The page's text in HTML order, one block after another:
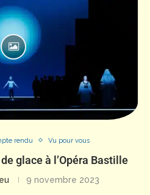
rendu Vu pour vous
glace à l’Opéra Bastille
9 novembre 2023